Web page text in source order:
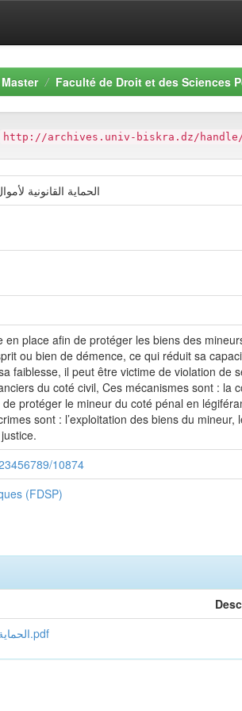
Faculté de Droit et des Sciences
http://archives.univ-biskra.dz/handle/
الحماية القانونية
place afin de protéger les biens des
ou bien de démence, ce qui réduit sa
faiblesse, il peut être victime de violation
du coté civil, Ces mécanismes sont :
protéger le mineur du coté pénal en
sont : l’exploitation des biens du
10874
(FDSP)
الحماية القانونية لأموال الطفل القاصر في ظل التشريع الجزائري.pdf